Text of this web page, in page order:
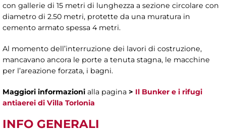
con gallerie di 15 metri di lunghezza a sezione circolare con
diametro di 2.50 metri, protette da una muratura in
cemento armato spessa 4 metri.
Al momento dell’interruzione dei lavori di costruzione,
mancavano ancora le porte a tenuta stagna, le macchine
per l’areazione forzata, i bagni.
Maggiori informazioni alla pagina > Il Bunker e i rifugi
antiaerei di Villa Torlonia
INFO GENERALI